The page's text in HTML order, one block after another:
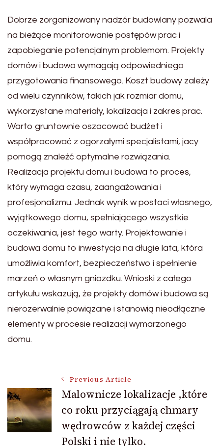
Dobrze zorganizowany nadzór budowlany pozwala
na bieżące monitorowanie postępów prac i
zapobieganie potencjalnym problemom. Projekty
domów i budowa wymagają odpowiedniego
przygotowania finansowego. Koszt budowy zależy
od wielu czynników, takich jak rozmiar domu,
wykorzystane materiały, lokalizacja i zakres prac.
Warto gruntownie oszacować budżet i
współpracować z ogorzałymi specjalistami, jacy
pomogą znaleźć optymalne rozwiązania.
Realizacja projektu domu i budowa to proces,
który wymaga czasu, zaangażowania i
profesjonalizmu. Jednak wynik w postaci własnego,
wyjątkowego domu, spełniającego wszystkie
oczekiwania, jest tego warty. Projektowanie i
budowa domu to inwestycja na długie lata, która
umożliwia komfort, bezpieczeństwo i spełnienie
marzeń o własnym gniazdku. Wnioski z całego
artykułu wskazują, że projekty domów i budowa są
nierozerwalnie powiązane i stanowią nieodłączne
elementy w procesie realizacji wymarzonego
domu.
Post
Navigation
Previous Article
Malownicze lokalizacje ,które
co roku przyciągają chmary
wędrowców z każdej części
Polski i nie tylko.